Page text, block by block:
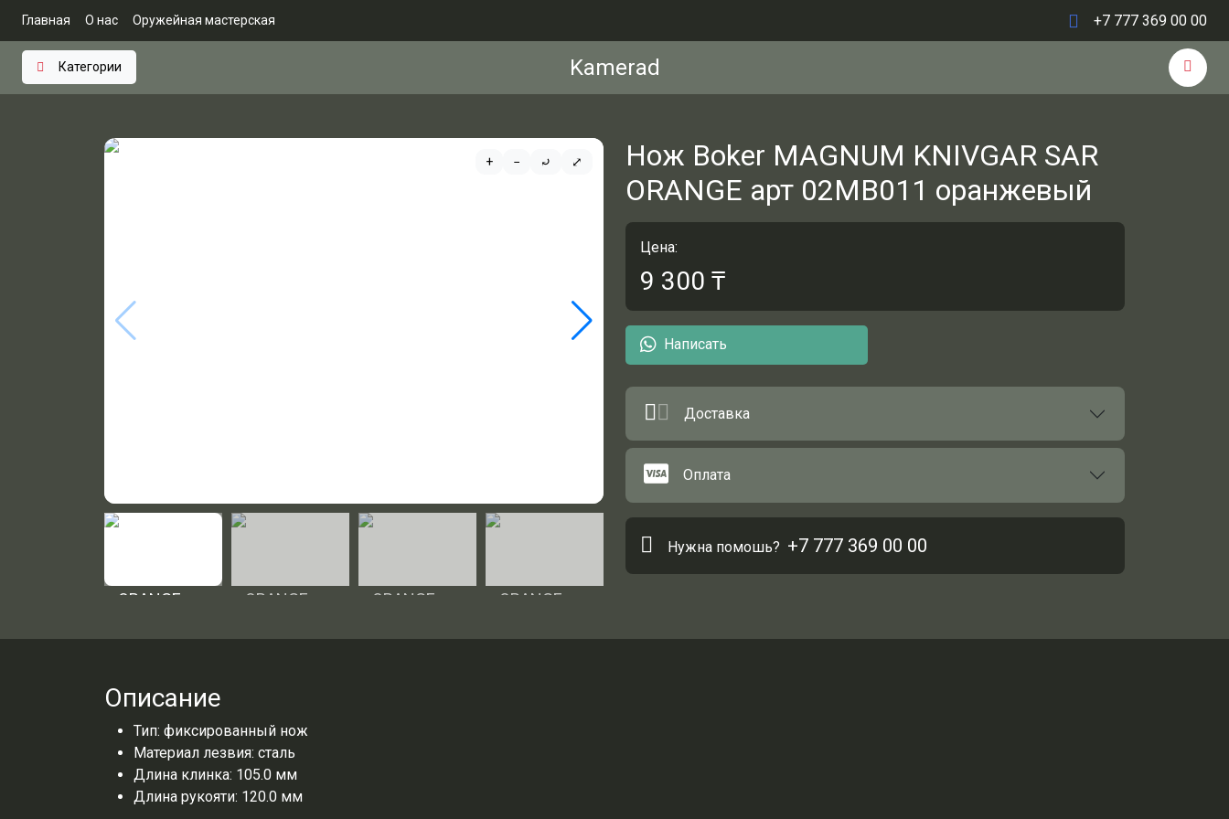
Главная О нас Оружейная мастерская +7 777 369 00 00
Категории Kamerad
+ − ⤾ ⤢
Нож Boker MAGNUM KNIVGAR SAR
ORANGE арт 02MB011 оранжевый
Цена:
9 300 ₸
Написать
Доставка
Оплата
Нужна помошь? +7 777 369 00 00
Описание
Тип: фиксированный нож
Материал лезвия: сталь
Длина клинка: 105.0 мм
Длина рукояти: 120.0 мм